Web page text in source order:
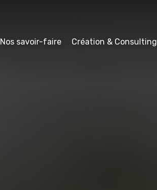
Nos savoir-faire Création & Consulting